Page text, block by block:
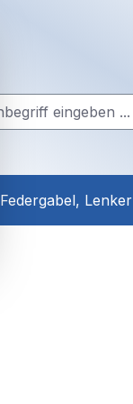
Federgabel, Lenker